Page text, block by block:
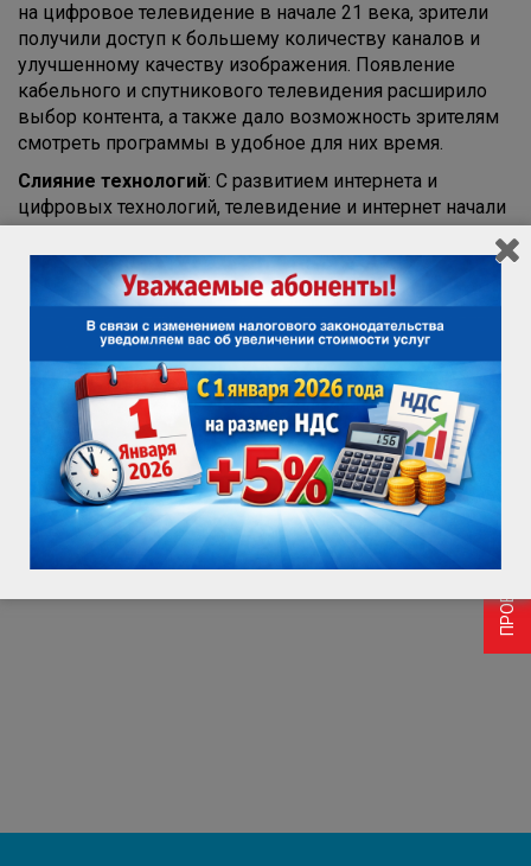
ПРОВЕРИТЬ ВОЗМОЖНОСТЬ ПОДКЛЮЧЕНИЯ
на цифровое телевидение в начале 21 века, зрители
получили доступ к большему количеству каналов и
улучшенному качеству изображения. Появление
кабельного и спутникового телевидения расширило
выбор контента, а также дало возможность зрителям
смотреть программы в удобное для них время.
Слияние технологий: С развитием интернета и
цифровых технологий, телевидение и интернет начали
сливаться. Появление потоковых сервисов, таких как
Netflix и Hulu, изменило привычные модели
потребления контента. Зрители теперь могут смотреть
любимые шоу и фильмы в любое время и на любом
устройстве, что сделало традиционное телевидение
менее популярным.
Таким образом, первые открытия в сфере интернета и
телевидения стали основой для создания новых
форматов контента и изменили способы
взаимодействия с аудиторией, открыв новые
горизонты для медиаиндустрии.